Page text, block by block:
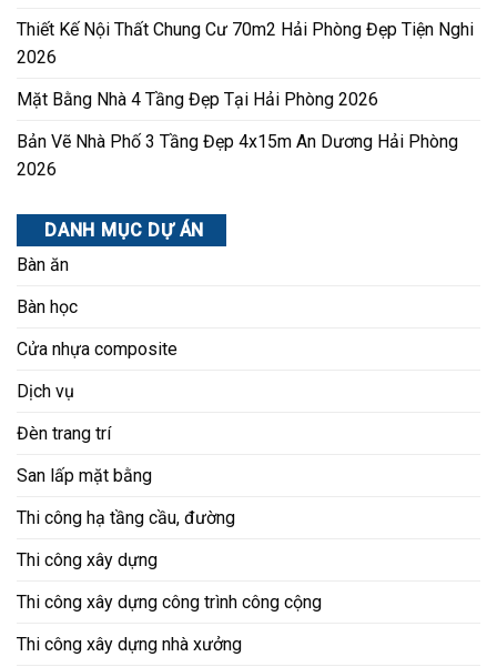
Thiết Kế Nội Thất Chung Cư 70m2 Hải Phòng Đẹp Tiện Nghi
2026
Mặt Bằng Nhà 4 Tầng Đẹp Tại Hải Phòng 2026
Bản Vẽ Nhà Phố 3 Tầng Đẹp 4x15m An Dương Hải Phòng
2026
DANH MỤC DỰ ÁN
Bàn ăn
Bàn học
Cửa nhựa composite
Dịch vụ
Đèn trang trí
San lấp mặt bằng
Thi công hạ tầng cầu, đường
Thi công xây dựng
Thi công xây dựng công trình công cộng
Thi công xây dựng nhà xưởng